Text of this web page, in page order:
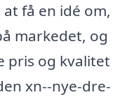
få en idé om,
markedet, og
pris og kvalitet
xn--nye-dre-